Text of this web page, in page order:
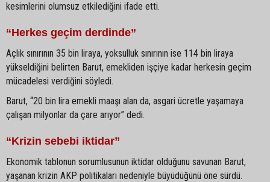
kesimlerini olumsuz etkilediğini ifade etti.
“Herkes geçim derdinde”
Açlık sınırının 35 bin liraya, yoksulluk sınırının ise 114 bin liraya
yükseldiğini belirten Barut, emekliden işçiye kadar herkesin geçim
mücadelesi verdiğini söyledi.
Barut, “20 bin lira emekli maaşı alan da, asgari ücretle yaşamaya
çalışan milyonlar da çare arıyor” dedi.
“Krizin sebebi iktidar”
Ekonomik tablonun sorumlusunun iktidar olduğunu savunan Barut,
yaşanan krizin AKP politikaları nedeniyle büyüdüğünü öne sürdü.